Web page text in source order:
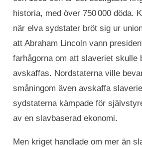
historia, med över 750 000 döda.
när elva sydstater bröt sig ur
att Abraham Lincoln vann
farhågorna om att slaveriet skulle
avskaffas. Nordstaterna ville
småningom även avskaffa
sydstaterna kämpade för
av en slavbaserad ekonomi.
Men kriget handlade om mer än